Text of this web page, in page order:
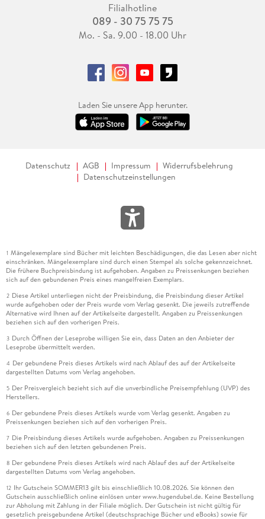
Filialhotline
089 - 30 75 75 75
Mo. - Sa. 9.00 - 18.00 Uhr
Laden Sie unsere App herunter.
Datenschutz AGB Impressum
Widerrufsbelehrung
Datenschutzeinstellungen
1 Mängelexemplare sind Bücher mit leichten Beschädigungen, die das Lesen aber nicht
einschränken. Mängelexemplare sind durch einen Stempel als solche gekennzeichnet.
Die frühere Buchpreisbindung ist aufgehoben. Angaben zu Preissenkungen beziehen
sich auf den gebundenen Preis eines mangelfreien Exemplars.
2 Diese Artikel unterliegen nicht der Preisbindung, die Preisbindung dieser Artikel
wurde aufgehoben oder der Preis wurde vom Verlag gesenkt. Die jeweils zutreffende
Alternative wird Ihnen auf der Artikelseite dargestellt. Angaben zu Preissenkungen
beziehen sich auf den vorherigen Preis.
3 Durch Öffnen der Leseprobe willigen Sie ein, dass Daten an den Anbieter der
Leseprobe übermittelt werden.
4 Der gebundene Preis dieses Artikels wird nach Ablauf des auf der Artikelseite
dargestellten Datums vom Verlag angehoben.
5 Der Preisvergleich bezieht sich auf die unverbindliche Preisempfehlung (UVP) des
Herstellers.
6 Der gebundene Preis dieses Artikels wurde vom Verlag gesenkt. Angaben zu
Preissenkungen beziehen sich auf den vorherigen Preis.
7 Die Preisbindung dieses Artikels wurde aufgehoben. Angaben zu Preissenkungen
beziehen sich auf den letzten gebundenen Preis.
8 Der gebundene Preis dieses Artikels wird nach Ablauf des auf der Artikelseite
dargestellten Datums vom Verlag angehoben.
12 Ihr Gutschein SOMMER13 gilt bis einschließlich 10.08.2026. Sie können den
Gutschein ausschließlich online einlösen unter www.hugendubel.de. Keine Bestellung
zur Abholung mit Zahlung in der Filiale möglich. Der Gutschein ist nicht gültig für
gesetzlich preisgebundene Artikel (deutschsprachige Bücher und eBooks) sowie für